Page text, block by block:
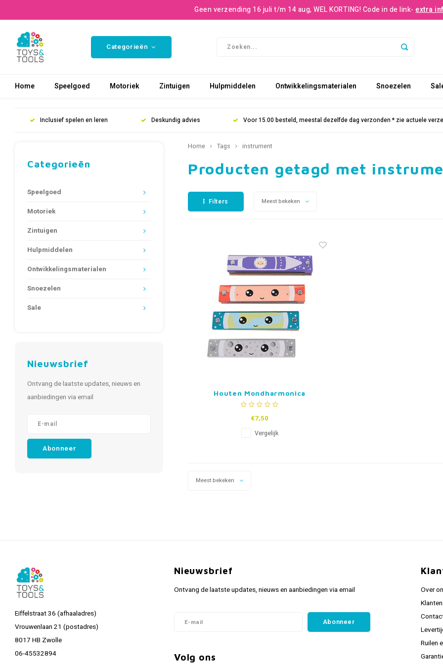
Geen verzending 16 juli t/m 14 aug, WEL KORTING! Code in de link- extra
Categorieën
Home Speelgoed Motoriek Zintuigen Hulpmiddelen Ontwikkelingsmaterialen Snoezelen
Inclusief spelen en leren Deskundig advies Voor 15.00 besteld, meestal dezelfde dag verzonden * zie actuele
Categorieën
Speelgoed
Motoriek
Zintuigen
Hulpmiddelen
Ontwikkelingsmaterialen
Snoezelen
Sale
Nieuwsbrief
Ontvang de laatste updates, nieuws en
aanbiedingen via email
Abonneer
Home Tags instrument
Producten getagd met
Filters Meest bekeken
Houten Mondharmonica
€7,50
Vergelijk
Meest bekeken
Eiffelstraat 36 (afhaaladres)
Vrouwenlaan 21 (postadres)
8017 HB Zwolle
06-45532894
Nieuwsbrief
Ontvang de laatste updates, nieuws en aanbiedingen via email
Abonneer
Volg ons
Over
Ruilen